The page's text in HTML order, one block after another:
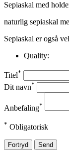
Sepiaskal med
naturlig sepiaskal
Sepiaskal er også
Quality:
Titel*
Dit navn*
Anbefaling*
* Obligatorisk
Fortryd Send